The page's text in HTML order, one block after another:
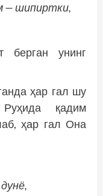
— шипиртки,
берган унинг
ҳар гал шу
қадим
ҳар гал Она